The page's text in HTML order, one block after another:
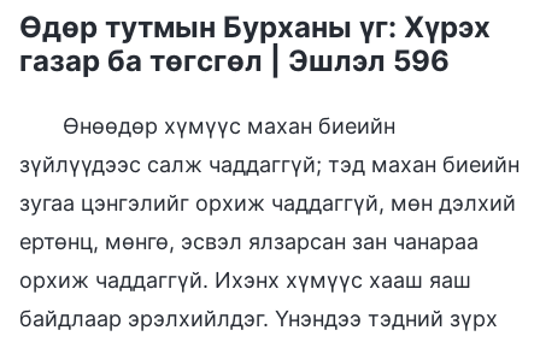
Өдөр тутмын Бурханы үг: Хүрэх
газар ба төгсгөл | Эшлэл 596
Өнөөдөр хүмүүс махан биеийн
зүйлүүдээс салж чаддаггүй; тэд махан биеийн
зугаа цэнгэлийг орхиж чаддаггүй, мөн дэлхий
ертөнц, мөнгө, эсвэл ялзарсан зан чанараа
орхиж чаддаггүй. Ихэнх хүмүүс хааш яаш
байдлаар эрэлхийлдэг. Үнэндээ тэдний зүрх